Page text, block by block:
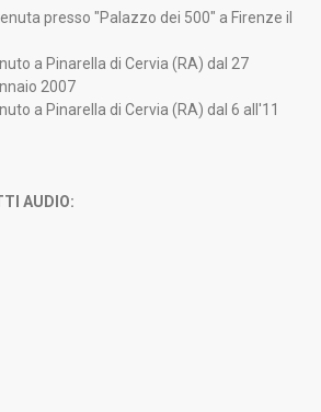
presso "Palazzo dei 500" a Firenze il
a Pinarella di Cervia (RA) dal 27
2007
a Pinarella di Cervia (RA) dal 6 all'11
AUDIO: